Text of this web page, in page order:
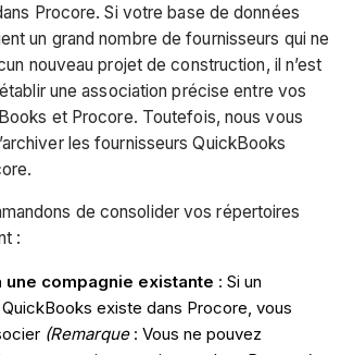
Procore. Si votre base de données
un grand nombre de fournisseurs qui ne
nouveau projet de construction, il n’est
une association précise entre vos
et Procore. Toutefois, nous vous
les fournisseurs QuickBooks
de consolider vos répertoires
:
une compagnie existante : Si un
existe dans Procore, vous
(Remarque: Vous ne pouvez